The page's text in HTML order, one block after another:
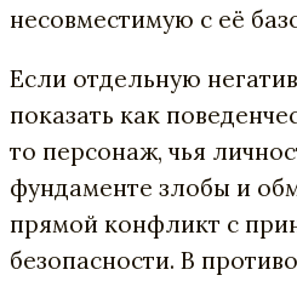
несовместимую с её
Если отдельную
показать как
то персонаж, чья
фундаменте злобы и
прямой конфликт с
безопасности. В